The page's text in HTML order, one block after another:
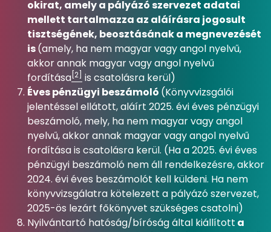
okirat, amely a pályázó szervezet adatai
mellett tartalmazza az aláírásra jogosult
tisztségének, beosztásának a megnevezését
is(amely, ha nem magyar vagy angol nyelvű,
akkor annak magyar vagy angol nyelvű
fordítása [2] is csatolásra kerül)
Éves pénzügyi beszámoló (Könyvvizsgálói
jelentéssel ellátott, aláírt 2025. évi éves pénzügyi
beszámoló, mely, ha nem magyar vagy angol
nyelvű, akkor annak magyar vagy angol nyelvű
fordítása is csatolásra kerül. (Ha a 2025. évi éves
pénzügyi beszámoló nem áll rendelkezésre, akkor
2024. évi éves beszámolót kell küldeni. Ha nem
könyvvizsgálatra kötelezett a pályázó szervezet,
2025-ös lezárt főkönyvet szükséges csatolni)
Nyilvántartó hatóság/bíróság által kiállított a